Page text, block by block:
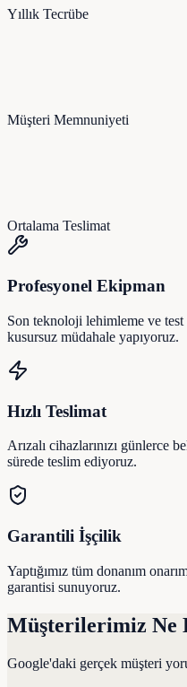
Yıllık Tecrübe
Müşteri Memnuniyeti
Ortalama Teslimat
Profesyonel Ekipman
Son teknoloji lehimleme ve
kusursuz müdahale yapıyoruz.
Hızlı Teslimat
Arızalı cihazlarınızı günlerce
sürede teslim ediyoruz.
Garantili İşçilik
Yaptığımız tüm donanım
garantisi sunuyoruz.
Müşterilerimiz Ne
Google'daki gerçek müşteri